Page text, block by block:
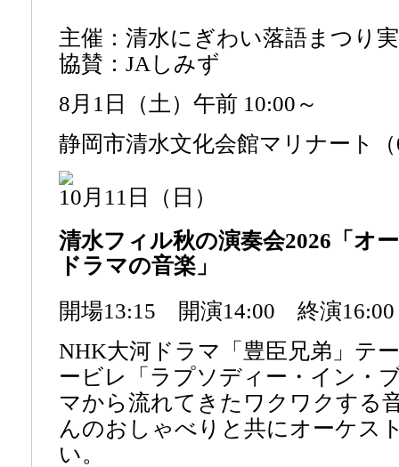
主催：清水にぎわい落語まつり
協賛：JAしみず
8月1日（土）午前 10:00～
静岡市清水文化会館マリナート（
10月11日（日）
清水フィル秋の演奏会2026「オ
ドラマの音楽」
開場13:15 開演14:00 終演16:00
NHK大河ドラマ「豊臣兄弟」テ
ービレ「ラプソディー・イン・
マから流れてきたワクワクする
んのおしゃべりと共にオーケス
い。